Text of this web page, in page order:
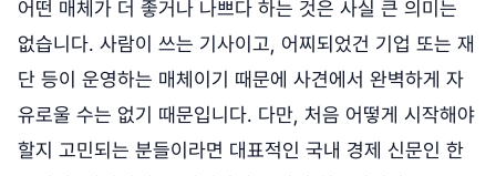
어떤 매체가 더 좋거나 나쁘다 하는 것은 사실 큰 의미는
없습니다. 사람이 쓰는 기사이고, 어찌되었건 기업 또는 재
단 등이 운영하는 매체이기 때문에 사견에서 완벽하게 자
유로울 수는 없기 때문입니다. 다만, 처음 어떻게 시작해야
할지 고민되는 분들이라면 대표적인 국내 경제 신문인 한